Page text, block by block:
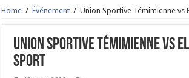
Home / Événement / Union Sportive Témimienne vs
Union Sportive Témimienne vs
Sport